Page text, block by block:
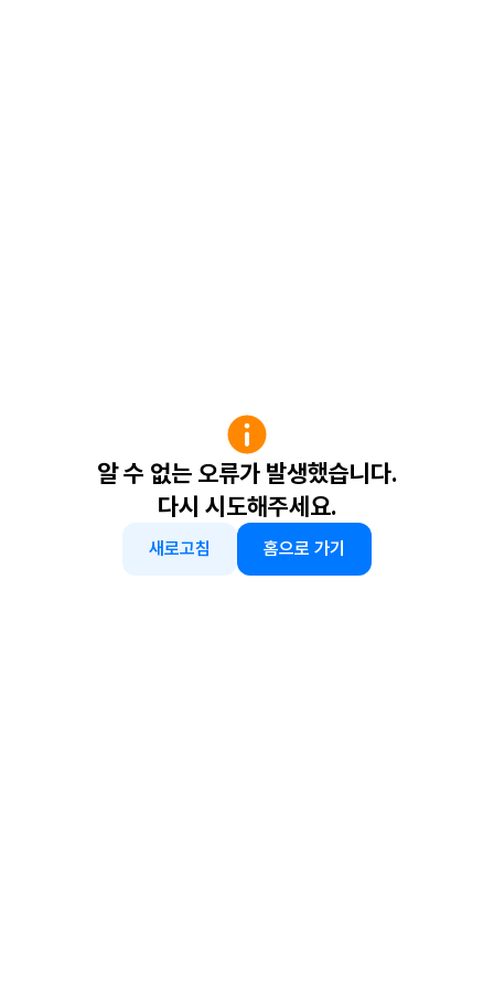
알 수 없는 오류가 발생했습니다.
다시 시도해주세요.
새로고침 홈으로 가기